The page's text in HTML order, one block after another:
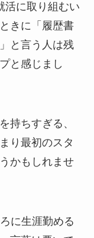
活に取り組むい
きに「履歴書
と言う人は残
と感じまし
持ちすぎる、
り最初のスタ
かもしれませ
に生涯勤める